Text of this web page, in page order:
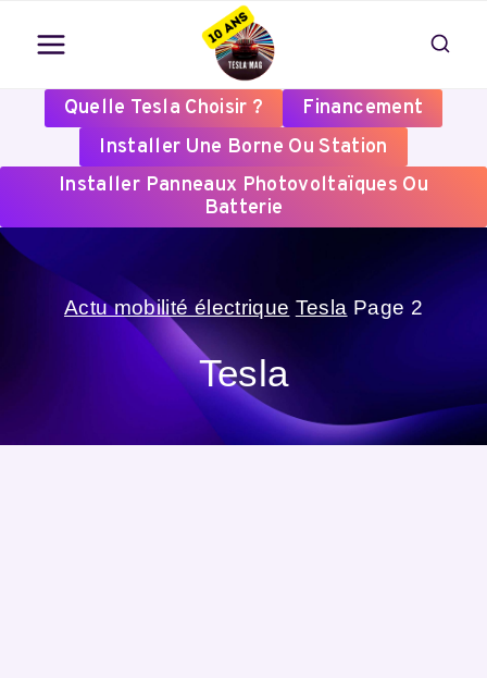
contenu
Quelle Tesla Choisir ?
Financement
Installer Une Borne Ou Station
Installer Panneaux Photovoltaïques Ou
Batterie
Actu mobilité électrique Tesla Page 2
Tesla